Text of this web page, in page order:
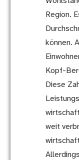
Region.
können.
Kopf-
Diese
weit